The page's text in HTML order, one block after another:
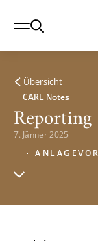
Übersicht
CARL Notes
7. Jänner 2025